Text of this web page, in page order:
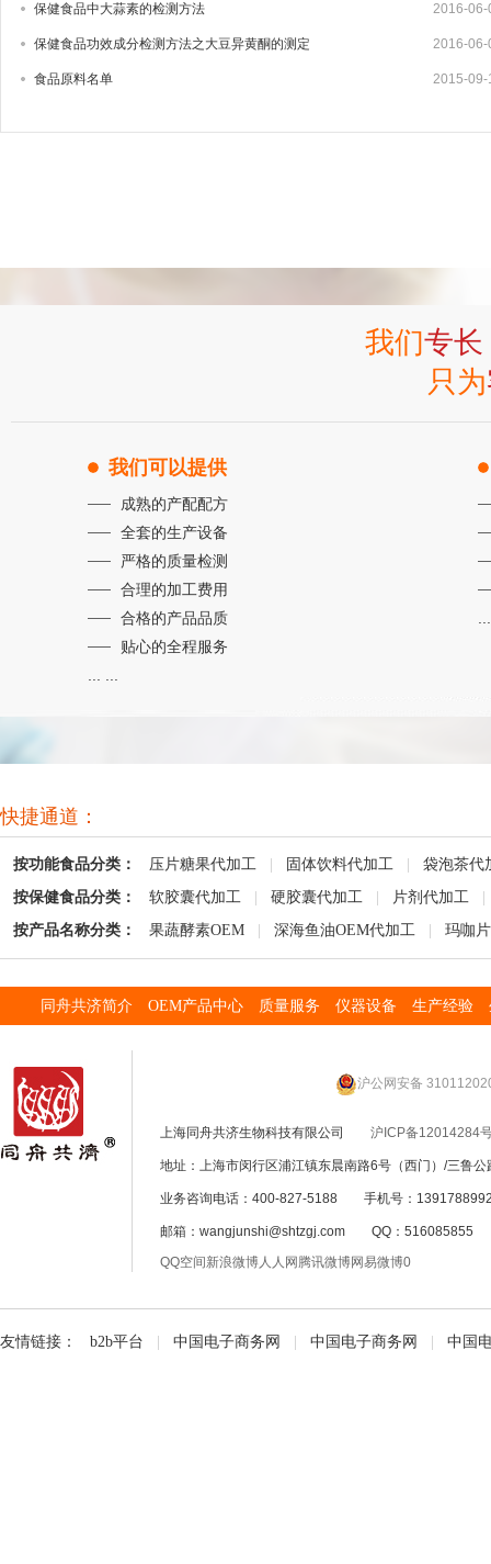
干燥等3个步骤在密闭容器内一次完成的新型制粒技术，可大大减少辅料量，制
出的颗粒大小均匀，效果好。1959年，美国威斯康星州的Wurster博士首先提出
于20世纪80年代相...
保健食品中大蒜素的检测方法 2016-06-
保健食品功效成分检测方法之大豆异黄酮的测定 2016-06-
食品原料名单 2015-09-
我们专长
只为
我们可以提供
成熟的产配配方
全套的生产设备
严格的质量检测
合理的加工费用
合格的产品品质
贴心的全程服务
快捷通道：
按功能食品分类： 压片糖果代加工 固体饮料代加工
袋泡茶代
按保健食品分类：
软胶囊代加工 硬胶囊代加工 片剂代加工
按产品名称分类：
果蔬酵素OEM 深海鱼油OEM代加工 玛咖
同舟共济简介 OEM产品中心 质量服务 仪器设备 生产经验
沪公网安备
上海同舟共济生物科技有限公司 沪ICP备12014284
地址：上海市闵行区浦江镇东晨南路6号（西门）/三鲁
业务咨询电话：400-827-5188 手机号：
邮箱：wangjunshi@shtzgj.com QQ：516085855
QQ空间 新浪微博人人网 腾讯微博网易微博0
友情链接： b2b平台 中国电子商务网 中国电子商务网 中国